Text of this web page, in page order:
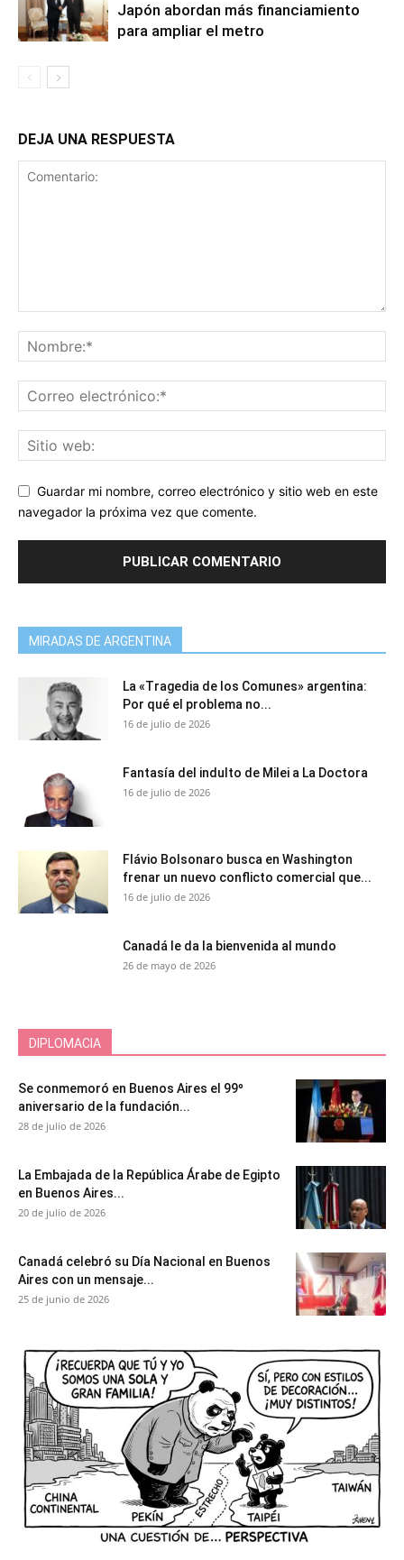
Japón abordan más financiamiento
para ampliar el metro
DEJA UNA RESPUESTA
Guardar mi nombre, correo electrónico y sitio web en este
navegador la próxima vez que comente.
MIRADAS DE ARGENTINA
La «Tragedia de los Comunes» argentina:
Por qué el problema no...
16 de julio de 2026
Fantasía del indulto de Milei a La Doctora
16 de julio de 2026
Flávio Bolsonaro busca en Washington
frenar un nuevo conflicto comercial que...
16 de julio de 2026
Canadá le da la bienvenida al mundo
26 de mayo de 2026
DIPLOMACIA
Se conmemoró en Buenos Aires el 99º
aniversario de la fundación...
28 de julio de 2026
La Embajada de la República Árabe de Egipto
en Buenos Aires...
20 de julio de 2026
Canadá celebró su Día Nacional en Buenos
Aires con un mensaje...
25 de junio de 2026